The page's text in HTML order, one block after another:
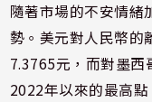
隨著市場的不安情緒
勢。美元對人民幣的
7.3765元，而對墨西
2022年以來的最高